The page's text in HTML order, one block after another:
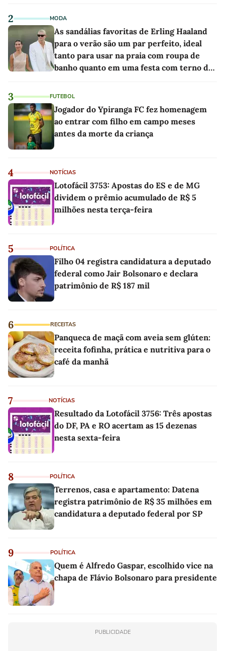
2 MODA
As sandálias favoritas de Erling Haaland
para o verão são um par perfeito, ideal
tanto para usar na praia com roupa de
banho quanto em uma festa com terno de
3 FUTEBOL
Jogador do Ypiranga FC fez homenagem
ao entrar com filho em campo meses
antes da morte da criança
4 NOTÍCIAS
Lotofácil 3753: Apostas do ES e de MG
dividem o prêmio acumulado de R$ 5
milhões nesta terça-feira
5 POLÍTICA
Filho 04 registra candidatura a deputado
federal como Jair Bolsonaro e declara
patrimônio de R$ 187 mil
6 RECEITAS
Panqueca de maçã com aveia sem glúten:
receita fofinha, prática e nutritiva para o
café da manhã
7 NOTÍCIAS
Resultado da Lotofácil 3756: Três apostas
do DF, PA e RO acertam as 15 dezenas
nesta sexta-feira
8 POLÍTICA
Terrenos, casa e apartamento: Datena
registra patrimônio de R$ 35 milhões em
candidatura a deputado federal por SP
9 POLÍTICA
Quem é Alfredo Gaspar, escolhido vice na
chapa de Flávio Bolsonaro para presidente
PUBLICIDADE